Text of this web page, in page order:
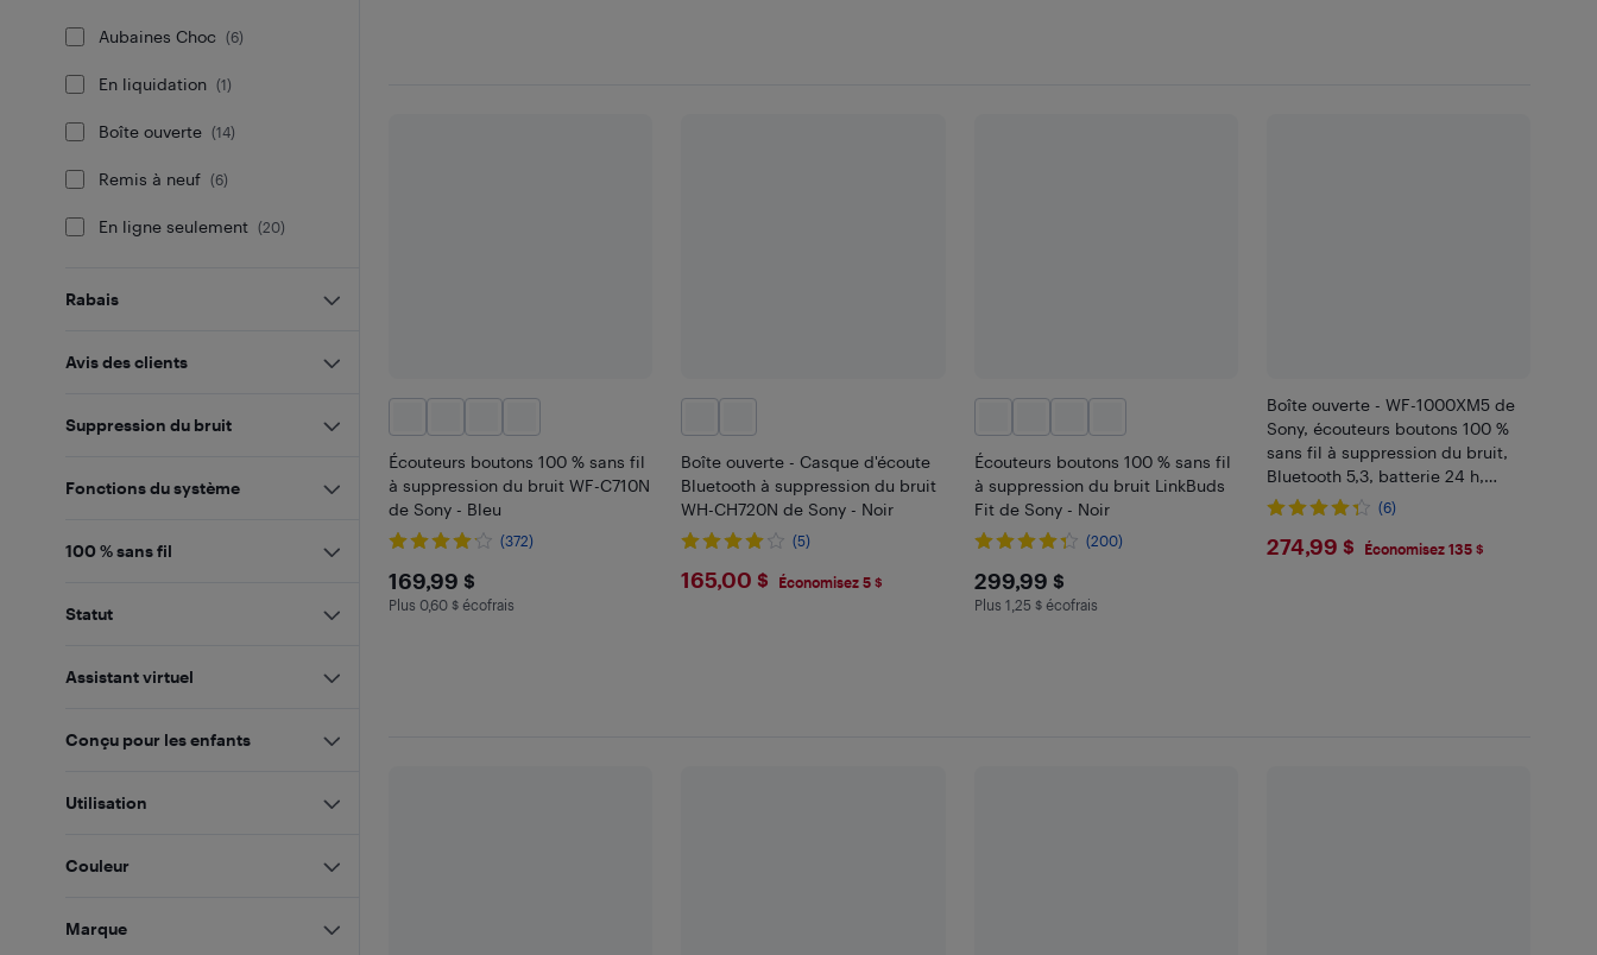
Écouteurs boutons 100 % sans fil
à suppression du bruit WF-C710N
de Sony - Bleu
(372)
$169.99
169,99 $
Plus 0.6 $ en écofrais
Plus 0,60 $ écofrais
Boîte ouverte - Casque d'écoute
Bluetooth à suppression du bruit
WH-CH720N de Sony - Noir
(5)
$165
165,00 $ Économisez 5 $
Écouteurs boutons 100 % sans fil
à suppression du bruit LinkBuds
Fit de Sony - Noir
(200)
$299.99
299,99 $
Plus 1.25 $ en écofrais
Plus 1,25 $ écofrais
Boîte ouverte - WF-1000XM5 de
Sony, écouteurs boutons 100 %
sans fil à suppression du bruit,
Bluetooth 5,3, batterie 24 h,
résistance à l'eau IPX4, noir
(6)
$274.99
274,99 $ Économisez 135 $
Aubaines Choc (6)
En liquidation (1)
Boîte ouverte (14)
Remis à neuf (6)
En ligne seulement (20)
Rabais
Avis des clients
Suppression du bruit
Fonctions du système
100 % sans fil
Statut
Assistant virtuel
Conçu pour les enfants
Utilisation
Couleur
Marque